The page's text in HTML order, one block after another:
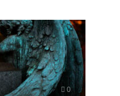
0